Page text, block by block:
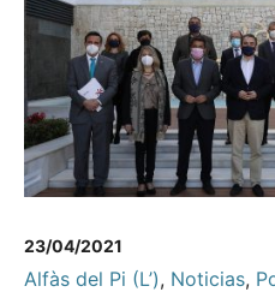
23/04/2021
Alfàs del Pi (L’), Noticias,